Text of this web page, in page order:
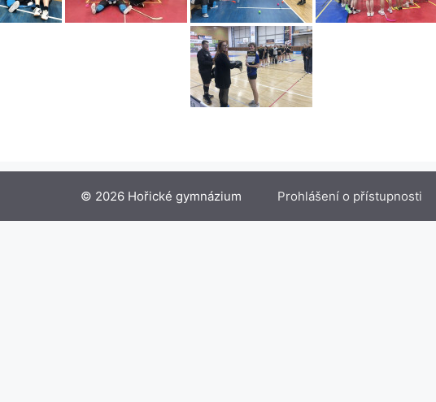
© 2026 Hořické gymnázium Prohlášení o přístupnosti